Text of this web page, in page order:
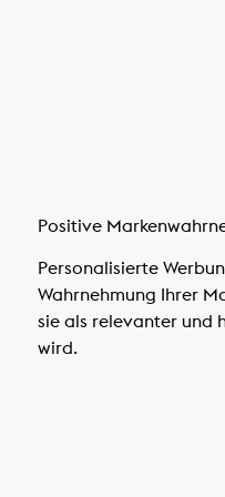
Positive
Personalisierte
Wahrnehmung Ihrer
sie als relevanter und
wird.